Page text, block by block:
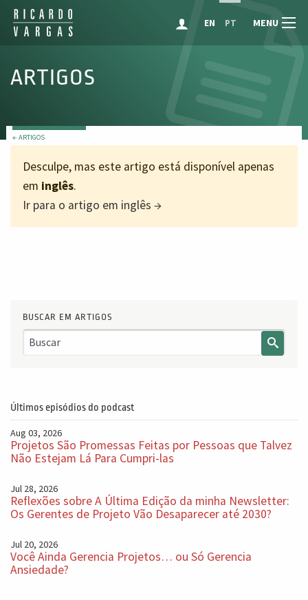
EN PT MENU
ARTIGOS
← ARTIGOS
Desculpe, mas este artigo está disponível apenas
em inglês.
Ir para o artigo em inglês
BUSCAR EM ARTIGOS
Últimos episódios do podcast
Aug 03, 2026
Projetos São Promessas Feitas por Pessoas que Talvez
Não Estejam Lá Para Cumpri-las
Jul 28, 2026
Reflexões sobre A Última Edição da minha Newsletter:
Os Gerentes de Projeto Vão Desaparecer até 2030?
Jul 20, 2026
Você Ainda Gerencia Projetos… ou Só Gerencia
Ansiedade?